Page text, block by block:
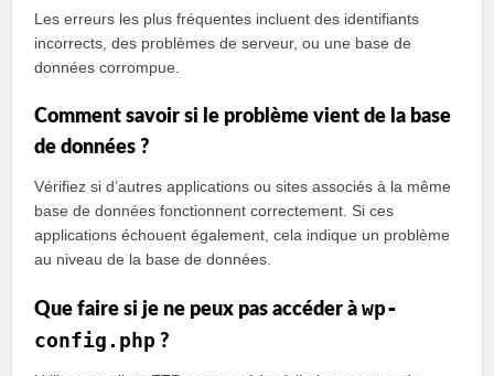
Les erreurs les plus fréquentes incluent des identifiants
incorrects, des problèmes de serveur, ou une base de
données corrompue.
Comment savoir si le problème vient de la base
de données ?
Vérifiez si d’autres applications ou sites associés à la même
base de données fonctionnent correctement. Si ces
applications échouent également, cela indique un problème
au niveau de la base de données.
Que faire si je ne peux pas accéder àwp-
config.php ?